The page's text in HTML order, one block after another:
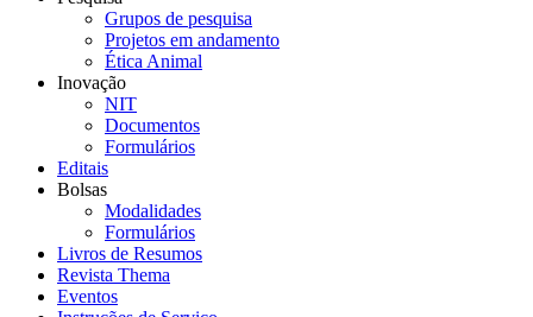
Grupos de pesquisa
Projetos em andamento
Ética Animal
Inovação
NIT
Documentos
Formulários
Editais
Bolsas
Modalidades
Formulários
Livros de Resumos
Revista Thema
Eventos